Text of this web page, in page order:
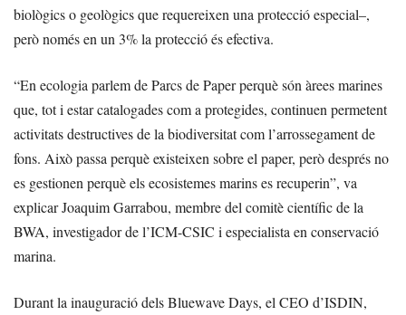
biològics o geològics que requereixen una protecció especial–,
però només en un 3% la protecció és efectiva.
“En ecologia parlem de Parcs de Paper perquè són àrees marines
que, tot i estar catalogades com a protegides, continuen permetent
activitats destructives de la biodiversitat com l’arrossegament de
fons. Això passa perquè existeixen sobre el paper, però després no
es gestionen perquè els ecosistemes marins es recuperin”, va
explicar Joaquim Garrabou, membre del comitè científic de la
BWA, investigador de l’ICM-CSIC i especialista en conservació
marina.
Durant la inauguració dels Bluewave Days, el CEO d’ISDIN,